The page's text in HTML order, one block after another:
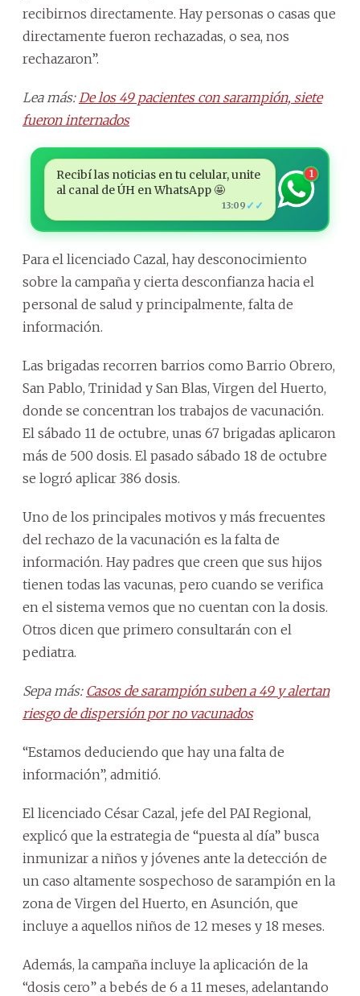
recibirnos directamente. Hay personas o casas que
directamente fueron rechazadas, o sea, nos
rechazaron”.
Lea más: De los 49 pacientes con sarampión, siete
fueron internados
Recibí las noticias en tu celular, unite
al canal de ÚH en WhatsApp 🤩
13:09 ✓✓
1
Para el licenciado Cazal, hay desconocimiento
sobre la campaña y cierta desconfianza hacia el
personal de salud y principalmente, falta de
información.
Las brigadas recorren barrios como Barrio Obrero,
San Pablo, Trinidad y San Blas, Virgen del Huerto,
donde se concentran los trabajos de vacunación.
El sábado 11 de octubre, unas 67 brigadas aplicaron
más de 500 dosis. El pasado sábado 18 de octubre
se logró aplicar 386 dosis.
Uno de los principales motivos y más frecuentes
del rechazo de la vacunación es la falta de
información. Hay padres que creen que sus hijos
tienen todas las vacunas, pero cuando se verifica
en el sistema vemos que no cuentan con la dosis.
Otros dicen que primero consultarán con el
pediatra.
Sepa más: Casos de sarampión suben a 49 y alertan
riesgo de dispersión por no vacunados
“Estamos deduciendo que hay una falta de
información”, admitió.
El licenciado César Cazal, jefe del PAI Regional,
explicó que la estrategia de “puesta al día” busca
inmunizar a niños y jóvenes ante la detección de
un caso altamente sospechoso de sarampión en la
zona de Virgen del Huerto, en Asunción, que
incluye a aquellos niños de 12 meses y 18 meses.
Además, la campaña incluye la aplicación de la
“dosis cero” a bebés de 6 a 11 meses, adelantando